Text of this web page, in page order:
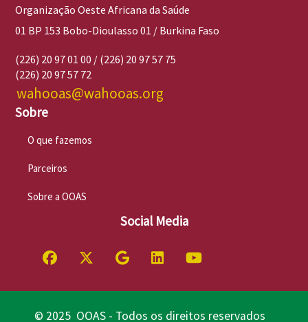
Organização Oeste Africana da Saúde
01 BP 153 Bobo-Dioulasso 01 / Burkina Faso
(226) 20 97 01 00 / (226) 20 97 57 75
(226) 20 97 57 72
wahooas@wahooas.org
Sobre
O que fazemos
Parceiros
Sobre a OOAS
Social Media
© 2025 OOAS - Todos os direitos reservados